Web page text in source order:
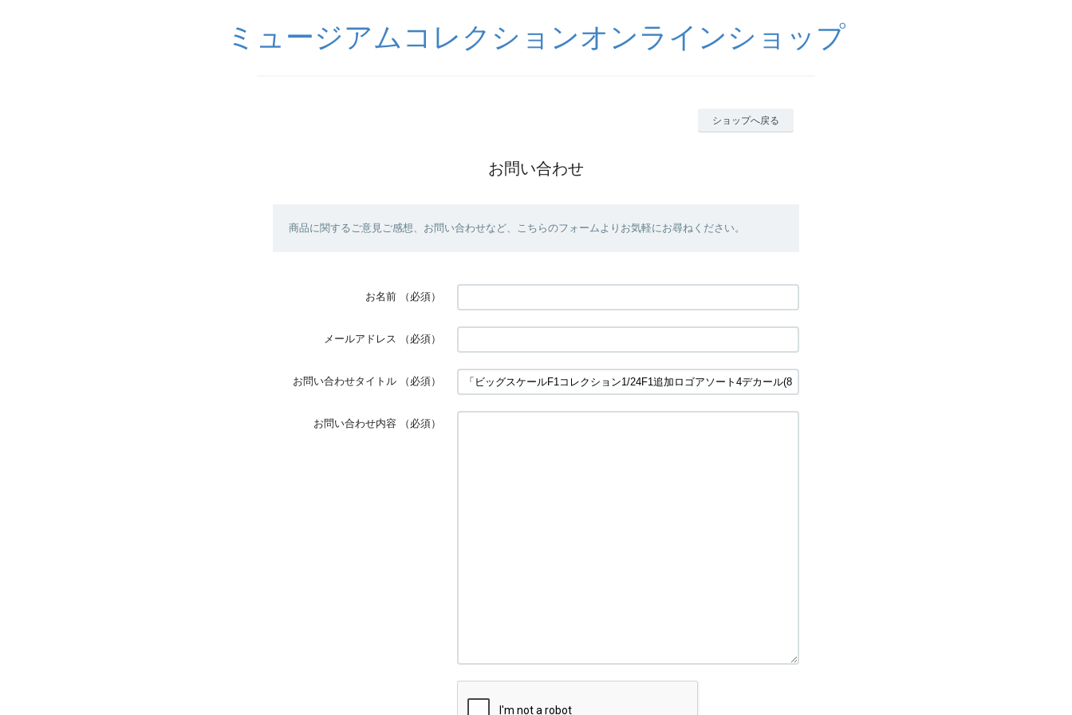
ミュージアムコレクションオンラインショップ
ショップへ戻る
お問い合わせ
商品に関するご意見ご感想、お問い合わせなど、こちらのフォームよりお気軽にお尋ねください。
お名前 （必須）
メールアドレス （必須）
お問い合わせタイトル （必須）
お問い合わせ内容 （必須）